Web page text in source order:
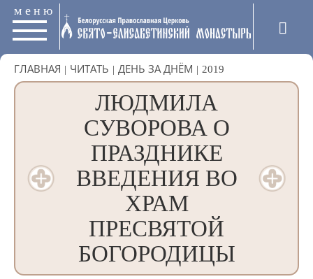
меню
ГЛАВНАЯ | ЧИТАТЬ | ДЕНЬ ЗА ДНЁМ | 2019
ЛЮДМИЛА
СУВОРОВА О
ПРАЗДНИКЕ
ВВЕДЕНИЯ ВО
ХРАМ
ПРЕСВЯТОЙ
БОГОРОДИЦЫ